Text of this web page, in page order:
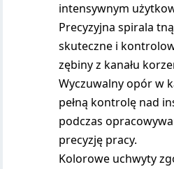
intensywnym
Precyzyjna spirala
skuteczne i
zębiny z kanału
Wyczuwalny opór w
pełną kontrolę nad
podczas
precyzję pracy.
Kolorowe uchwyty